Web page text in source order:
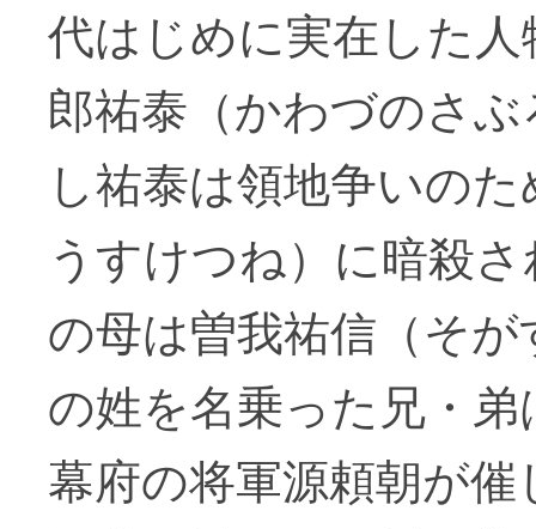
代はじめに実在した
郎祐泰（かわづのさ
し祐泰は領地争いの
うすけつね）に暗殺
の母は曽我祐信（そ
の姓を名乗った兄・
幕府の将軍源頼朝が